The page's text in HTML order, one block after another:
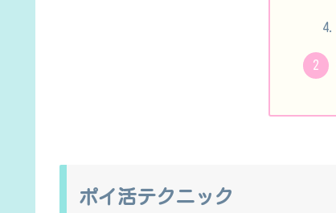
ポイ活テクニック